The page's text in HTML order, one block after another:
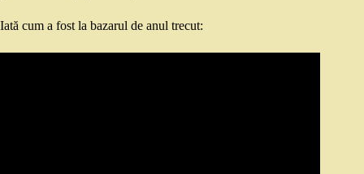
Iată cum a fost la bazarul de anul trecut: